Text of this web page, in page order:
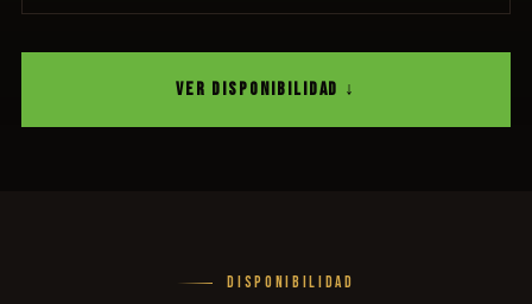
VER DISPONIBILIDAD ↓
DISPONIBILIDAD